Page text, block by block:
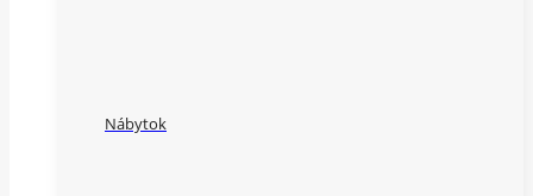
Nábytok